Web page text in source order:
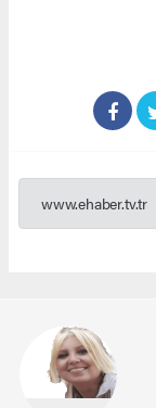
www.ehaber.tv.tr